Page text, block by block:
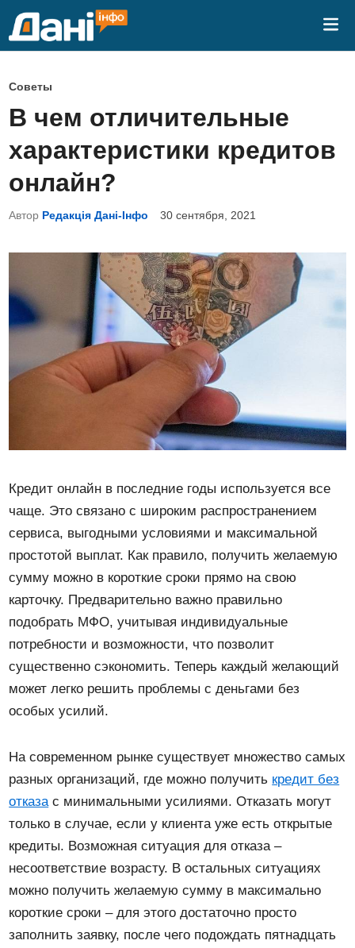
О
п
у
б
л
и
к
а
о
Советы
В чем отличительные
характеристики кредитов
онлайн?
Автор Редакція Дані-Інфо 30 сентября, 2021
Кредит онлайн в последние годы используется все
чаще. Это связано с широким распространением
сервиса, выгодными условиями и максимальной
простотой выплат. Как правило, получить желаемую
сумму можно в короткие сроки прямо на свою
карточку. Предварительно важно правильно
подобрать МФО, учитывая индивидуальные
потребности и возможности, что позволит
существенно сэкономить. Теперь каждый желающий
может легко решить проблемы с деньгами без
особых усилий.
На современном рынке существует множество самых
разных организаций, где можно получить кредит без
отказас минимальными усилиями. Отказать могут
только в случае, если у клиента уже есть открытые
кредиты. Возможная ситуация для отказа –
несоответствие возрасту. В остальных ситуациях
можно получить желаемую сумму в максимально
короткие сроки – для этого достаточно просто
заполнить заявку, после чего подождать пятнадцать